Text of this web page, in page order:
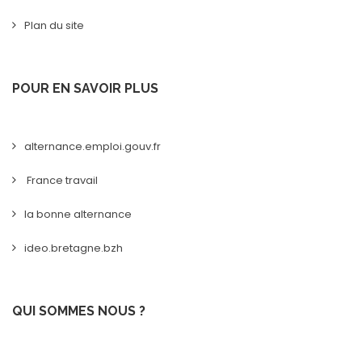
Plan du site
POUR EN SAVOIR PLUS
alternance.emploi.gouv.fr
France travail
la bonne alternance
ideo.bretagne.bzh
QUI SOMMES NOUS ?